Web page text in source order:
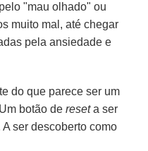
"mau olhado" ou
muito mal, até chegar
pela ansiedade e
do que parece ser um
botão dereseta ser
ser descoberto como